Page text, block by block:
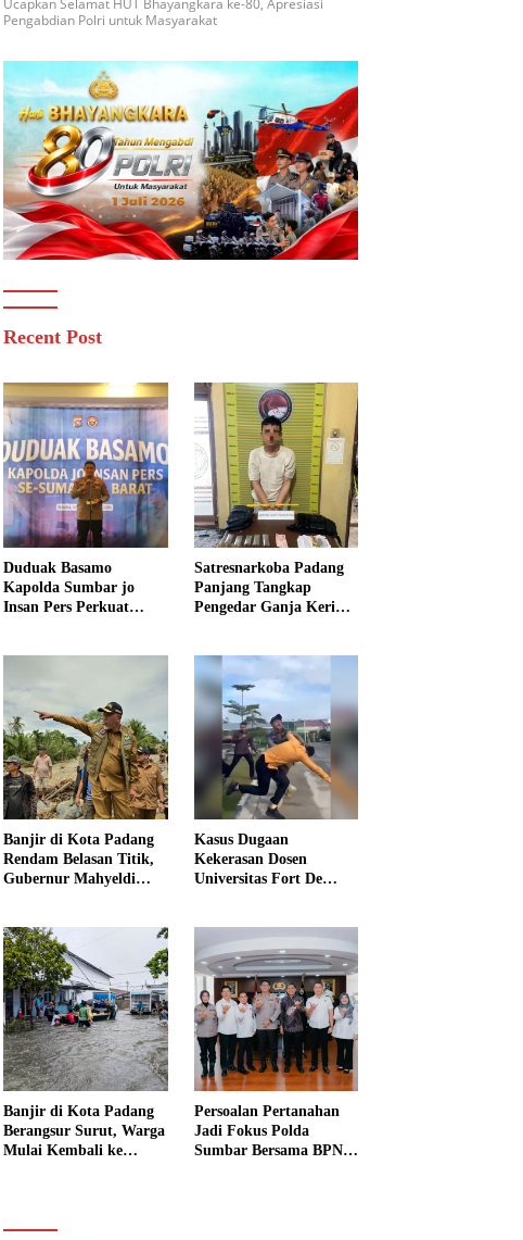
Pengabdian Polri untuk Masyarakat
Recent Post
Duduak Basamo
Kapolda Sumbar jo
Insan Pers Perkuat
Satresnarkoba Padang
Panjang Tangkap
Pengedar Ganja Kering,
Banjir di Kota Padang
Rendam Belasan Titik,
Gubernur Mahyeldi
Kasus Dugaan
Kekerasan Dosen
Universitas Fort De
Hukum Minta AG
Segera Ditangkap
Banjir di Kota Padang
Berangsur Surut, Warga
Mulai Kembali ke
Persoalan Pertanahan
Jadi Fokus Polda
Sumbar Bersama BPN